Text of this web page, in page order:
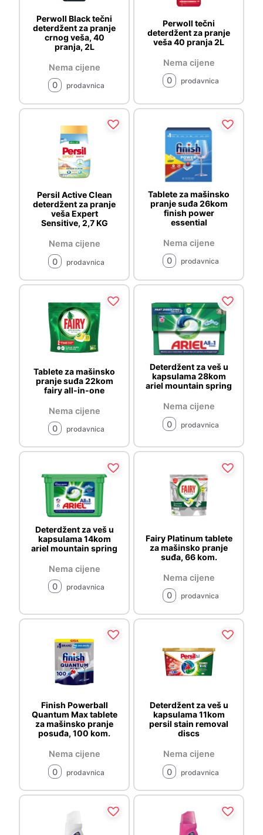
Perwoll Black tečni
deterdžent za pranje
crnog veša, 40
pranja, 2L
Nema cijene
0
prodavnica
Perwoll tečni
deterdžent za pranje
veša 40 pranja 2L
Nema cijene
0
prodavnica
Persil Active Clean
deterdžent za pranje
veša Expert
Sensitive, 2,7 KG
Nema cijene
0
prodavnica
Tablete za mašinsko
pranje suđa 26kom
finish power
essential
Nema cijene
0
prodavnica
Tablete za mašinsko
pranje suđa 22kom
fairy all-in-one
Nema cijene
0
prodavnica
Deterdžent za veš u
kapsulama 28kom
ariel mountain spring
Nema cijene
0
prodavnica
Deterdžent za veš u
kapsulama 14kom
ariel mountain spring
Nema cijene
0
prodavnica
Fairy Platinum tablete
za mašinsko pranje
suđa, 66 kom.
Nema cijene
0
prodavnica
Finish Powerball
Quantum Max tablete
za mašinsko pranje
posuđa, 100 kom.
Nema cijene
0
prodavnica
Deterdžent za veš u
kapsulama 11kom
persil stain removal
discs
Nema cijene
0
prodavnica